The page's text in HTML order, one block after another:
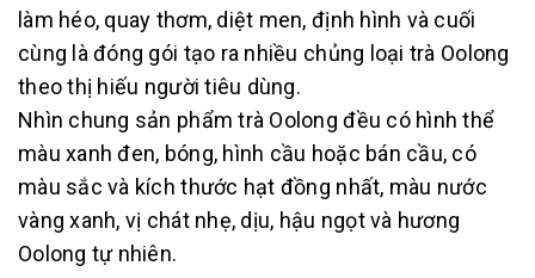
làm héo, quay thơm, diệt men, định hình và cuối
cùng là đóng gói tạo ra nhiều chủng loại trà Oolong
theo thị hiếu người tiêu dùng.
Nhìn chung sản phẩm trà Oolong đều có hình thể
màu xanh đen, bóng, hình cầu hoặc bán cầu, có
màu sắc và kích thước hạt đồng nhất, màu nước
vàng xanh, vị chát nhẹ, dịu, hậu ngọt và hương
Oolong tự nhiên.